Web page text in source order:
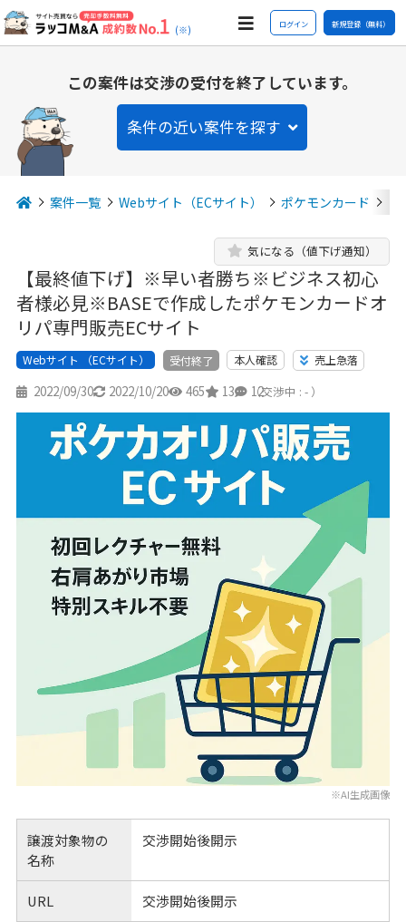
(※) ログイン 新規登録（無料）
この案件は交渉の受付を終了しています。
条件の近い案件を探す
案件一覧 Webサイト（ECサイト） ポケモンカード
【最終値下げ】※早い者勝ち※ビジネス初心
者様必見※BASEで作成したポケモンカードオ
リパ専門販売ECサイト
気になる（値下げ通知）
Webサイト （ECサイト） 受付終了 本人確認 売上急落
2022/09/30 2022/10/20 465 13 12
（交渉中 : - ）
※AI生成画像
譲渡対象物の
名称
交渉開始後開示
URL 交渉開始後開示